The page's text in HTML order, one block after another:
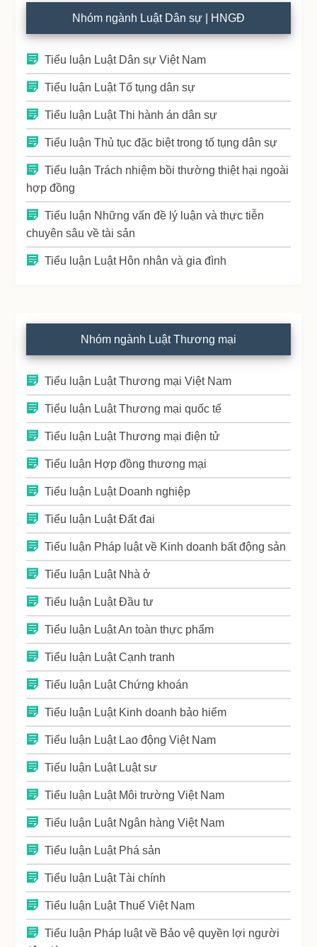
Nhóm ngành Luật Dân sự | HNGĐ
Tiểu luận Luật Dân sự Việt Nam
Tiểu luận Luật Tố tụng dân sự
Tiểu luận Luật Thi hành án dân sự
Tiểu luận Thủ tục đặc biệt trong tố tụng dân sự
Tiểu luận Trách nhiệm bồi thường thiệt hại ngoài
hợp đồng
Tiểu luận Những vấn đề lý luận và thực tiễn
chuyên sâu về tài sản
Tiểu luận Luật Hôn nhân và gia đình
Nhóm ngành Luật Thương mại
Tiểu luận Luật Thương mại Việt Nam
Tiểu luận Luật Thương mại quốc tế
Tiểu luận Luật Thương mại điện tử
Tiểu luận Hợp đồng thương mại
Tiểu luận Luật Doanh nghiệp
Tiểu luận Luật Đất đai
Tiểu luận Pháp luật về Kinh doanh bất động sản
Tiểu luận Luật Nhà ở
Tiểu luận Luật Đầu tư
Tiểu luận Luật An toàn thực phẩm
Tiểu luận Luật Cạnh tranh
Tiểu luận Luật Chứng khoán
Tiểu luận Luật Kinh doanh bảo hiểm
Tiểu luận Luật Lao động Việt Nam
Tiểu luận Luật Luật sư
Tiểu luận Luật Môi trường Việt Nam
Tiểu luận Luật Ngân hàng Việt Nam
Tiểu luận Luật Phá sản
Tiểu luận Luật Tài chính
Tiểu luận Luật Thuế Việt Nam
Tiểu luận Pháp luật về Bảo vệ quyền lợi người